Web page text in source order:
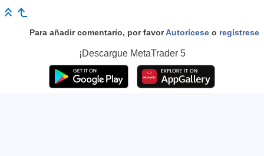
Para añadir comentario, por favorAutorícese o regístrese
¡Descargue MetaTrader 5